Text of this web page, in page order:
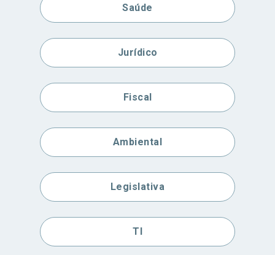
Saúde
Jurídico
Fiscal
Ambiental
Legislativa
TI